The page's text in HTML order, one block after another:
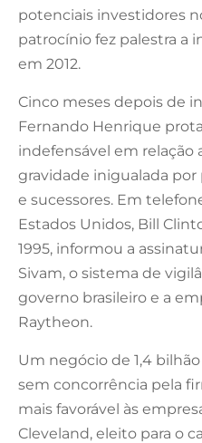
potenciais investidores
patrocínio fez palestra a
em 2012.
Cinco meses depois de
Fernando Henrique
indefensável em relação
gravidade inigualada
e sucessores. Em
Estados Unidos, Bill
1995, informou a
Sivam, o sistema de
governo brasileiro e a
Raytheon.
Um negócio de 1,4
sem concorrência pela
mais favorável às
Cleveland, eleito para o